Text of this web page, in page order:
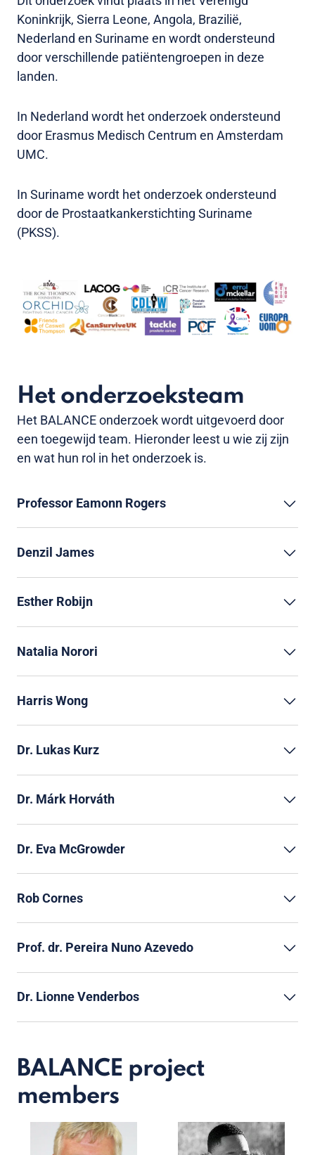
Koninkrijk, Sierra Leone, Angola, Brazilië,
Nederland en Suriname en wordt ondersteund
door verschillende patiëntengroepen in deze
landen.
In Nederland wordt het onderzoek ondersteund
door Erasmus Medisch Centrum en Amsterdam
UMC.
In Suriname wordt het onderzoek ondersteund
door de Prostaatkankerstichting Suriname
(PKSS).
Het onderzoeksteam
Het BALANCE onderzoek wordt uitgevoerd door
een toegewijd team. Hieronder leest u wie zij zijn
en wat hun rol in het onderzoek is.
Professor Eamonn Rogers
Denzil James
Esther Robijn
Natalia Norori
Harris Wong
Dr. Lukas Kurz
Dr. Márk Horváth
Dr. Eva McGrowder
Rob Cornes
Prof. dr. Pereira Nuno Azevedo
Dr. Lionne Venderbos
BALANCE project
members